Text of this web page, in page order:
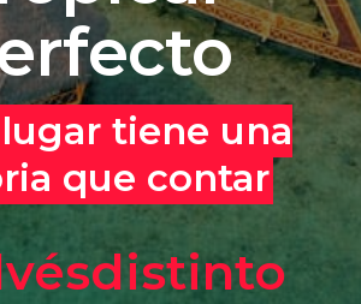
tiene una
que contar